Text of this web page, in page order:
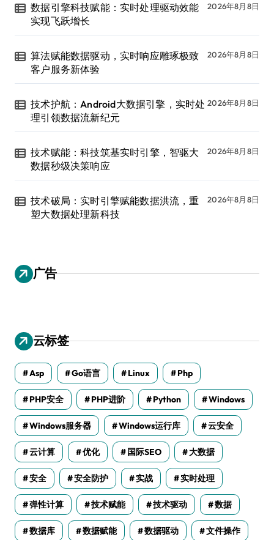
数据引擎科技赋能：实时处理驱动效能
实现飞跃增长
2026年8月8日
算法赋能数据驱动，实时响应雕琢极致
客户服务新体验
2026年8月8日
技术护航：Android大数据引擎，实时处
理引领数据流新纪元
2026年8月8日
技术赋能：科技筑基实时引擎，智驱大
数据秒级决策响应
2026年8月8日
技术破局：实时引擎赋能数据洪流，重
塑大数据处理新科技
2026年8月8日
广告
云标签
Asp Go语言 Linux Php
PHP安全 PHP进阶 Python Windows
Windows服务器 Windows运行库 云安全
云计算 优化 国际SEO 大数据
安全 安全防护 实战 实时处理
弹性计算 技术赋能 技术驱动 数据
数据库 数据赋能 数据驱动 文件操作